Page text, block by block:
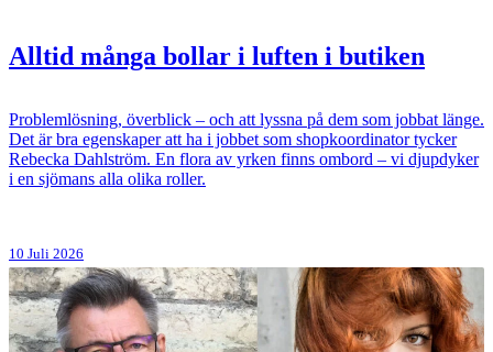
Alltid många bollar i luften i butiken
Problemlösning, överblick – och att lyssna på dem som jobbat länge.
Det är bra egenskaper att ha i jobbet som shopkoordinator tycker
Rebecka Dahlström. En flora av yrken finns ombord – vi djupdyker
i en sjömans alla olika roller.
10 Juli 2026